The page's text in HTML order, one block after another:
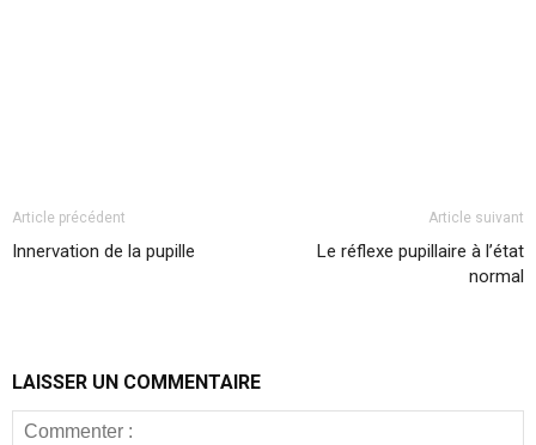
Article précédent
Innervation de la pupille
Article suivant
Le réflexe pupillaire à l’état
normal
LAISSER UN COMMENTAIRE